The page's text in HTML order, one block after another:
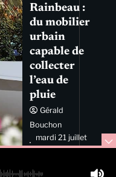
Rainbeau :
du mobilier
urbain
capable de
collecter
l’eau de
pluie
Gérald
Bouchon
mardi 21 juillet
2026 11:44